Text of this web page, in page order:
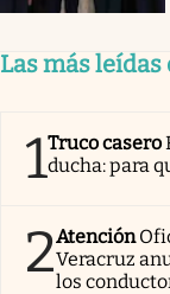
Las más
1Truco casero
ducha: para
2Atención
Veracruz
los